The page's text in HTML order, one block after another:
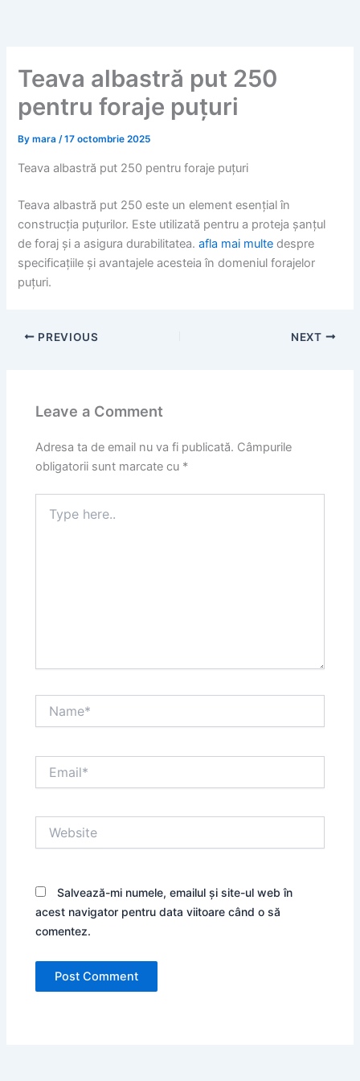
Teava albastră put 250
pentru foraje puțuri
Bymara/17 octombrie 2025
Teava albastră put 250 pentru foraje puțuri
Teava albastră put 250 este un element esențial în
construcția puțurilor. Este utilizată pentru a proteja șanțul
de foraj și a asigura durabilitatea.afla mai multe despre
specificațiile și avantajele acesteia în domeniul forajelor
puțuri.
PREVIOUS NEXT
Leave a Comment
Adresa ta de email nu va fi publicată. Câmpurile
obligatorii sunt marcate cu *
here..
Salvează-mi numele, emailul și site-ul web în
acest navigator pentru data viitoare când o să
comentez.